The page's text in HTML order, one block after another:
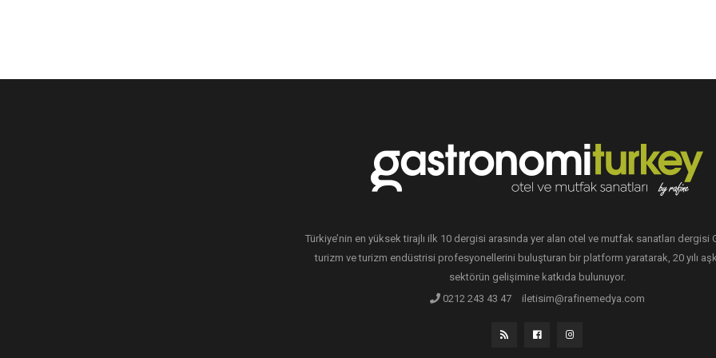
Türkiye’nin en yüksek tirajlı ilk 10 dergisi arasında yer alan otel ve mutfak sanatları dergisi
turizm ve turizm endüstrisi profesyonellerini buluşturan bir platform yaratarak, 20 yılı
sektörün gelişimine katkıda bulunuyor.
0212 243 43 47
iletisim@rafinemedya.com